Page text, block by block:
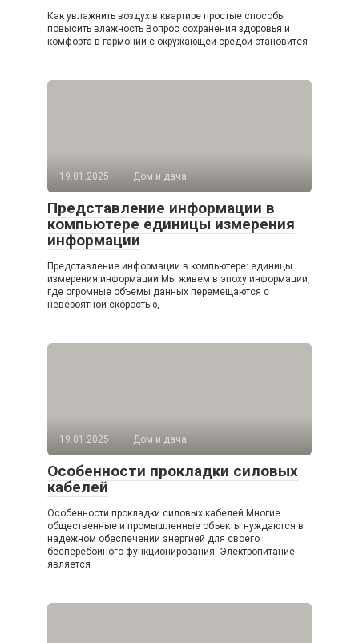
Как увлажнить воздух в квартире простые способы
повысить влажность Вопрос сохранения здоровья и
комфорта в гармонии с окружающей средой становится
19.01.2025 Дом и дача
Представление информации в
компьютере единицы измерения
информации
Представление информации в компьютере: единицы
измерения информации Мы живем в эпоху информации,
где огромные объемы данных перемещаются с
невероятной скоростью,
19.01.2025 Дом и дача
Особенности прокладки силовых
кабелей
Особенности прокладки силовых кабелей Многие
общественные и промышленные объекты нуждаются в
надежном обеспечении энергией для своего
бесперебойного функционирования. Электропитание
является